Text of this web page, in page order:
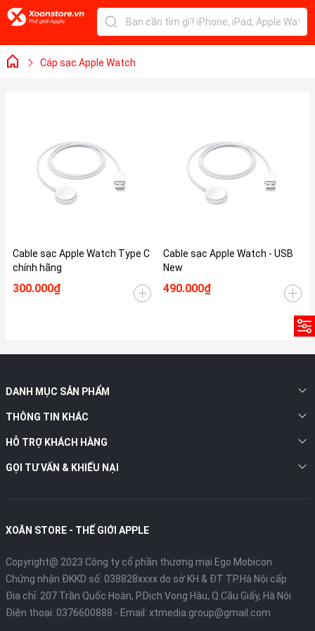
Cáp sạc Apple Watch
Cable sạc Apple Watch Type C
chính hãng
300.000₫
Cable sạc Apple Watch - USB
New
490.000₫
DANH MỤC SẢN PHẨM
THÔNG TIN KHÁC
HỖ TRỢ KHÁCH HÀNG
GỌI TƯ VẤN & KHIẾU NẠI
XOĂN STORE - THẾ GIỚI APPLE
Copyright@ 2023 Công ty cổ phần thương mại Ego Mobicon
Chứng nhận ĐKKD số: 038828xxxx do sở KH & ĐT TP.Hà Nội cấp
Địa chỉ: 207 Trần Quốc Hoàn, P.Dịch Vọng Hậu, Q.Cầu Giấy, Hà Nội
Điện thoại: 0376600888 - Email: xtmedia.group@gmail.com